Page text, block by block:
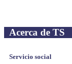
Acerca de TS
Servicio social